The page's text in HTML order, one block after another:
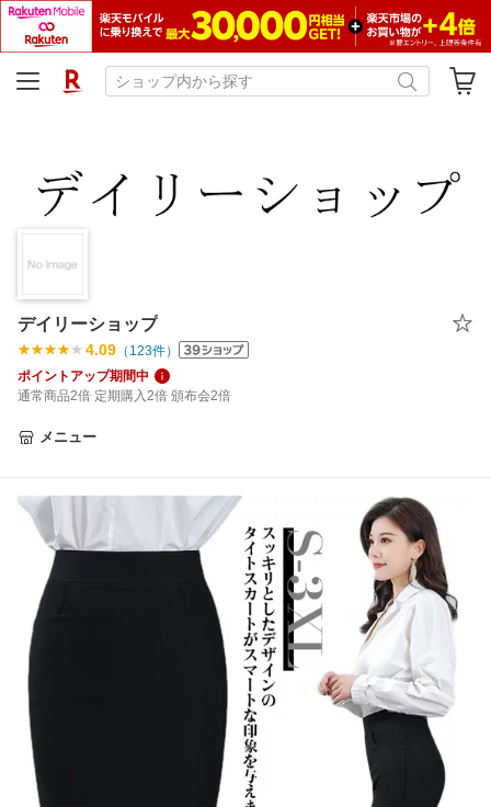
デイリーショップ
4.09 （ 123件）
ポイントアップ期間中
通常商品2倍 定期購入2倍 頒布会2倍
メニュー